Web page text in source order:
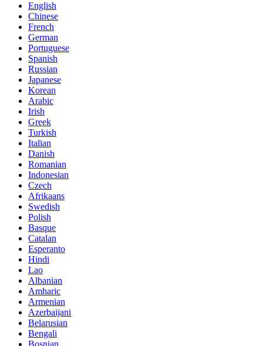
English
Chinese
French
German
Portuguese
Spanish
Russian
Japanese
Korean
Arabic
Irish
Greek
Turkish
Italian
Danish
Romanian
Indonesian
Czech
Afrikaans
Swedish
Polish
Basque
Catalan
Esperanto
Hindi
Lao
Albanian
Amharic
Armenian
Azerbaijani
Belarusian
Bengali
Bosnian